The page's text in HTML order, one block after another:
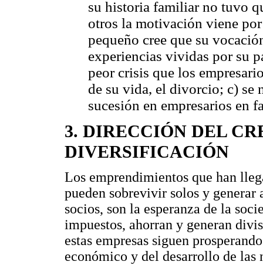
su historia familiar no tuvo
otros la motivación viene
pequeño cree que su
experiencias vividas por su
peor crisis que los
de su vida, el divorcio; c) se
sucesión en empresarios en
3. DIRECCIÓN DEL
DIVERSIFICACIÓN
Los emprendimientos que han
pueden sobrevivir solos y generar
socios, son la esperanza de la
impuestos, ahorran y generan
estas empresas siguen
económico y del desarrollo de las